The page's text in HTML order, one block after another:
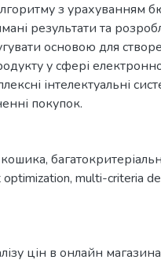
з урахуванням
результати та
основою для
у сфері
інтелектуальні
покупок.
кошика,
optimization, multi-criteria
цін в онлайн